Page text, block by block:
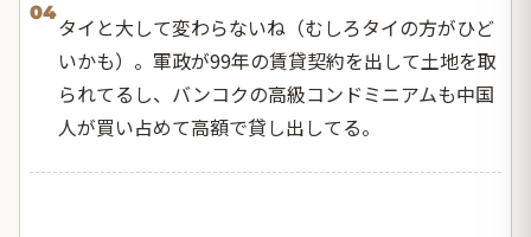
04
タイと大して変わらないね（むしろタイの方がひど
いかも）。軍政が99年の賃貸契約を出して土地を取
られてるし、バンコクの高級コンドミニアムも中国
人が買い占めて高額で貸し出してる。